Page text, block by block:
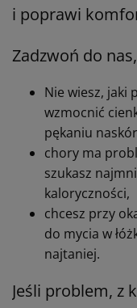
i poprawi
Zadzwoń do
Nie wiesz, jaki
wzmocnić
pękaniu
chory ma
szukasz
kaloryczności,
chcesz przy
do mycia w
najtaniej.
Jeśli problem, z